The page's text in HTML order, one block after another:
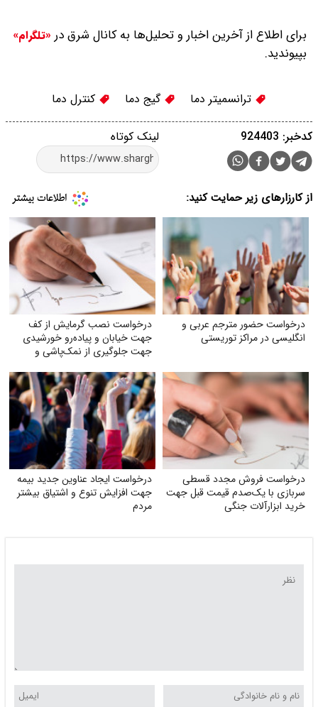
برای اطلاع از آخرین اخبار و تحلیل‌ها به کانال شرق در «تلگرام»
بپیوندید.
ترانسمیتر دما گیج دما کنترل دما
لینک کوتاه کدخبر: 924403
از کارزارهای زیر حمایت کنید:
درخواست حضور مترجم عربی و
انگلیسی در مراکز توریستی
درخواست نصب گرمایش از کف
جهت خیابان و پیاده‌رو خورشیدی
جهت جلوگیری از نمک‌پاشی و
درخواست فروش مجدد قسطی
سربازی با یک‌صدم قیمت قبل جهت
خرید ابزارآلات جنگی
درخواست ایجاد عناوین جدید بیمه
جهت افزایش تنوع و اشتیاق بیشتر
مردم